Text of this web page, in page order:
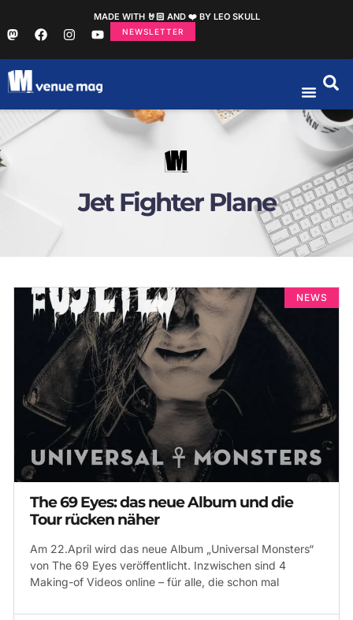
MADE WITH 🤘🏻 AND ❤️ BY LEO SKULL
NEWSLETTER
Jet Fighter Plane
NEWS
The 69 Eyes: das neue Album und die
Tour rücken näher
Am 22.April wird das neue Album „Universal Monsters“
von The 69 Eyes veröffentlicht. Inzwischen sind 4
Making-of Videos online – für alle, die schon mal